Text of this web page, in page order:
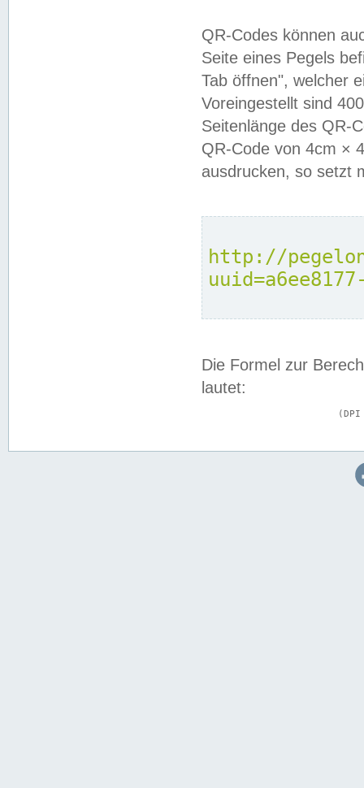
QR-Codes können
Seite eines Pegels
Tab öffnen", welcher
Voreingestellt sind
Seitenlänge des QR-
QR-Code von 4cm ×
ausdrucken, so setzt
http://
Die Formel zur
lautet: